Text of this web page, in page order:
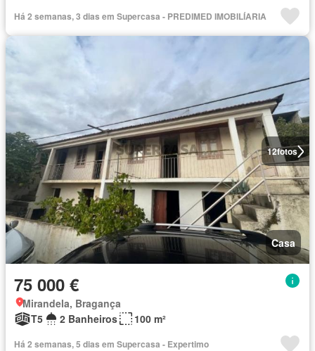
Há 2 semanas, 3 dias em Supercasa - PREDIMED IMOBILÍARIA
12fotos
Casa
75 000 €
Mirandela, Bragança
T5
2 Banheiros 100 m²
Há 2 semanas, 5 dias em Supercasa - Expertimo